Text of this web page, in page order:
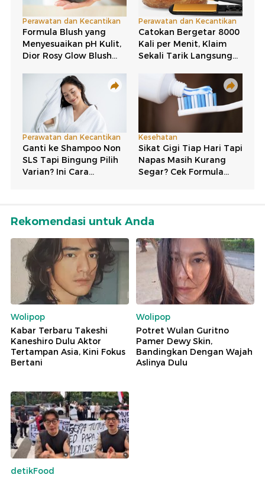
Rekomendasi untuk Anda
Wolipop
Kabar Terbaru Takeshi
Kaneshiro Dulu Aktor
Tertampan Asia, Kini Fokus
Bertani
Wolipop
Potret Wulan Guritno
Pamer Dewy Skin,
Bandingkan Dengan Wajah
Aslinya Dulu
detikFood